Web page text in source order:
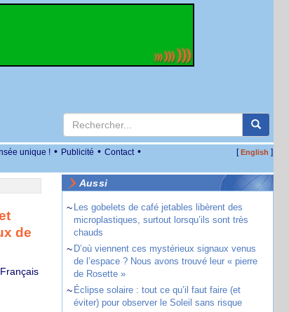
unique ! • Publicité • Contact • [English ]
de
Aussi
~ Les gobelets de café jetables libèrent des
microplastiques, surtout lorsqu’ils sont très
chauds
~ D’où viennent ces mystérieux signaux venus
de l’espace ? Nous avons trouvé leur « pierre
de Rosette »
~ Éclipse solaire : tout ce qu’il faut faire (et
éviter) pour observer le Soleil sans risque